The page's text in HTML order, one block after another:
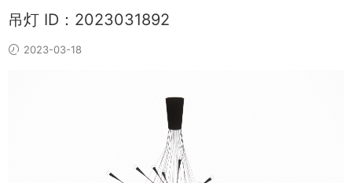
吊灯 ID：2023031892
2023-03-18